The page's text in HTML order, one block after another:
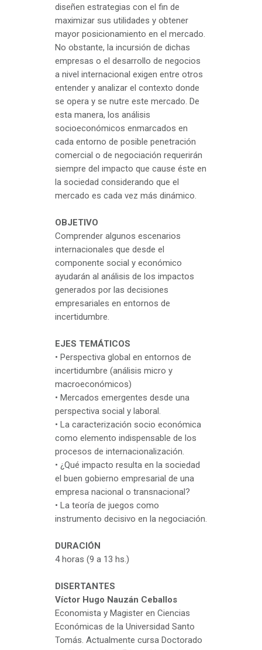
diseñen estrategias con el fin de
maximizar sus utilidades y obtener
mayor posicionamiento en el mercado.
No obstante, la incursión de dichas
empresas o el desarrollo de negocios
a nivel internacional exigen entre otros
entender y analizar el contexto donde
se opera y se nutre este mercado. De
esta manera, los análisis
socioeconómicos enmarcados en
cada entorno de posible penetración
comercial o de negociación requerirán
siempre del impacto que cause éste en
la sociedad considerando que el
mercado es cada vez más dinámico.
OBJETIVO
Comprender algunos escenarios
internacionales que desde el
componente social y económico
ayudarán al análisis de los impactos
generados por las decisiones
empresariales en entornos de
incertidumbre.
EJES TEMÁTICOS
• Perspectiva global en entornos de
incertidumbre (análisis micro y
macroeconómicos)
• Mercados emergentes desde una
perspectiva social y laboral.
• La caracterización socio económica
como elemento indispensable de los
procesos de internacionalización.
• ¿Qué impacto resulta en la sociedad
el buen gobierno empresarial de una
empresa nacional o transnacional?
• La teoría de juegos como
instrumento decisivo en la negociación.
DURACIÓN
4 horas (9 a 13 hs.)
DISERTANTES
Víctor Hugo Nauzán Ceballos
Economista y Magister en Ciencias
Económicas de la Universidad Santo
Tomás. Actualmente cursa Doctorado